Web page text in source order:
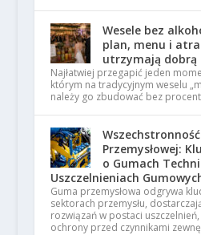
Wesele bez
plan, menu i
utrzymają dobrą
Najłatwiej przegapić jeden
którym na tradycyjnym weselu
należy go zbudować bez
Przemysłowej:
o Gumach
Uszczelnieniach
Guma przemysłowa odgrywa
sektorach przemysłu,
rozwiązań w postaci
ochrony przed czynnikami